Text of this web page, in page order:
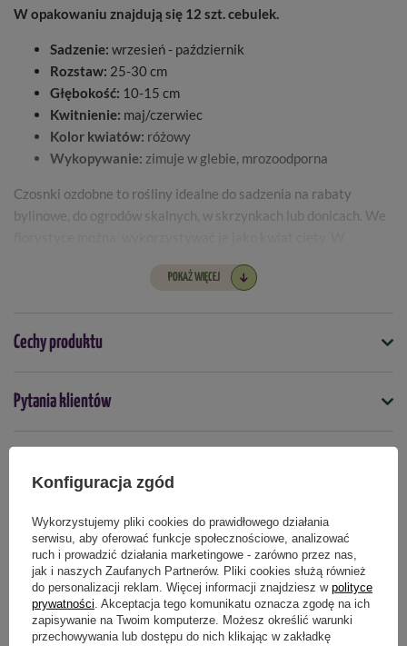
W opakowaniu znajdują się 12 szt. cebulek.
Sadzenie: wrzesień - październik
Rozstaw: 25-30 cm
Głębokość: 10-15 cm
Kwitnienie: maj/czerwiec
Kolor kwiatów: różowy
Wykopywanie: zimuje w glebie, mrozoodporna
Czosnki ozdobne to rośliny idealne do sadzenia na rabaty
bylinowe, do ogrodów skalnych, w skrzynkach lub donicach. We
. Aby odpowiednio się rozwijały i kwitły wymagają
suszy oraz gdy intensywnie się rozwijają.
POKAŻ WIĘCEJ
Cechy produktu
Symbol
5903772170597
Termin sadzenia
Pytania klientów
Produkty powiązane
Konfiguracja zgód
Wykorzystujemy pliki cookies do prawidłowego działania
serwisu, aby oferować funkcje społecznościowe, analizować
ruch i prowadzić działania marketingowe - zarówno przez nas,
jak i naszych Zaufanych Partnerów. Pliki cookies służą również
do personalizacji reklam. Więcej informacji znajdziesz w polityce
prywatności . Akceptacja tego komunikatu oznacza zgodę na ich
zapisywanie na Twoim komputerze. Możesz określić warunki
przechowywania lub dostępu do nich klikając w zakładkę